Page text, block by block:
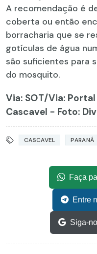
A recomendação é
coberta ou então
borracharia que se
gotículas de água
são suficientes para
do mosquito.
Via: SOT/Via:
Cascavel - Foto:
CASCAVEL PARANÁ
Faça
Entre
Siga-